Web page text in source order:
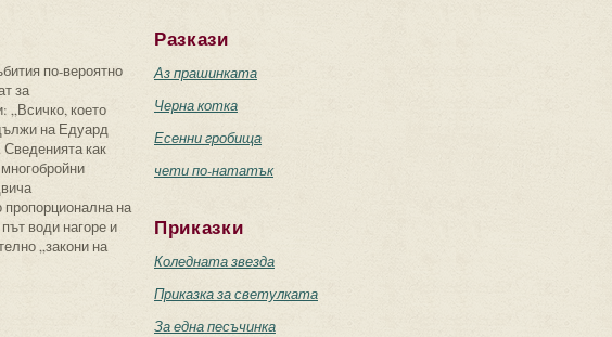
по-вероятно
за
„Всичко, което
на Едуард
как
пропорционална на
води нагоре и
„закони на
Разкази
Аз прашинката
Черна котка
Есенни гробища
чети по-нататък
Приказки
Коледната звезда
Приказка за светулката
За една песъчинка